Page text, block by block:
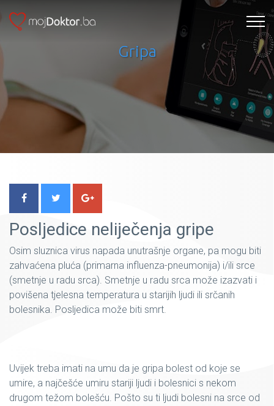
Gripa
Posljedice neliječenja gripe
Osim sluznica virus napada unutrašnje organe, pa mogu biti
zahvaćena pluća (primarna influenza-pneumonija) i/ili srce
(smetnje u radu srca). Smetnje u radu srca može izazvati i
povišena tjelesna temperatura u starijih ljudi ili srčanih
bolesnika. Posljedica može biti smrt.
Uvijek treba imati na umu da je gripa bolest od koje se
umire, a najčešće umiru stariji ljudi i bolesnici s nekom
drugom težom bolešću. Pošto su ti ljudi bolesni na srce od